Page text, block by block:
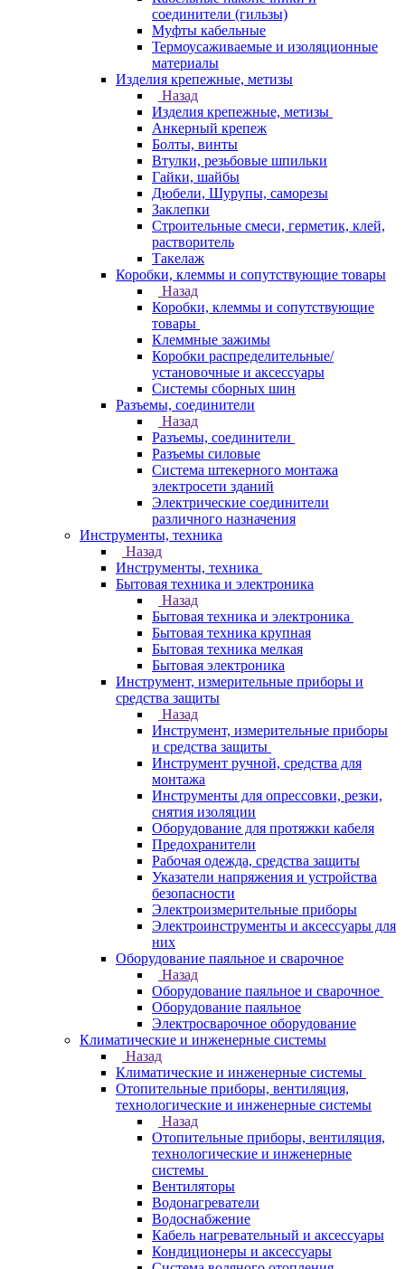
соединители (гильзы)
Муфты кабельные
Термоусаживаемые и изоляционные
материалы
Изделия крепежные, метизы
Назад
Изделия крепежные, метизы
Анкерный крепеж
Болты, винты
Втулки, резьбовые шпильки
Гайки, шайбы
Дюбели, Шурупы, саморезы
Заклепки
Строительные смеси, герметик, клей,
растворитель
Такелаж
Коробки, клеммы и сопутствующие товары
Назад
Коробки, клеммы и сопутствующие
товары
Клеммные зажимы
Коробки распределительные/
установочные и аксессуары
Системы сборных шин
Разъемы, соединители
Назад
Разъемы, соединители
Разъемы силовые
Система штекерного монтажа
электросети зданий
Электрические соединители
различного назначения
Инструменты, техника
Назад
Инструменты, техника
Бытовая техника и электроника
Назад
Бытовая техника и электроника
Бытовая техника крупная
Бытовая техника мелкая
Бытовая электроника
Инструмент, измерительные приборы и
средства защиты
Назад
Инструмент, измерительные приборы
и средства защиты
Инструмент ручной, средства для
монтажа
Инструменты для опрессовки, резки,
снятия изоляции
Оборудование для протяжки кабеля
Предохранители
Рабочая одежда, средства защиты
Указатели напряжения и устройства
безопасности
Электроизмерительные приборы
Электроинструменты и аксессуары для
них
Оборудование паяльное и сварочное
Назад
Оборудование паяльное и сварочное
Оборудование паяльное
Электросварочное оборудование
Климатические и инженерные системы
Назад
Климатические и инженерные системы
Отопительные приборы, вентиляция,
технологические и инженерные системы
Назад
Отопительные приборы, вентиляция,
технологические и инженерные
системы
Вентиляторы
Водонагреватели
Водоснабжение
Кабель нагревательный и аксессуары
Кондиционеры и аксессуары